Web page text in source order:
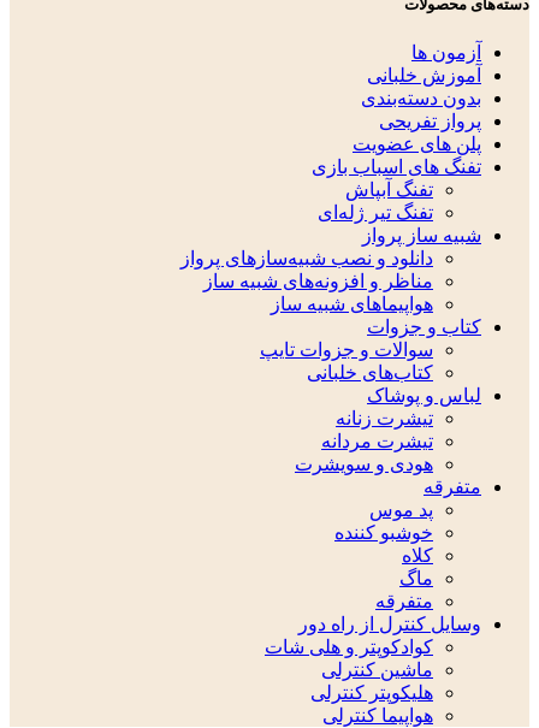
دسته‌های محصولات
آزمون ها
آموزش خلبانی
بدون دسته‌بندی
پرواز تفریحی
پلن های عضویت
تفنگ های اسباب بازی
تفنگ آبپاش
تفنگ تیر ژله‌ای
شبیه ساز پرواز
دانلود و نصب شبیه‌سازهای پرواز
مناظر و افزونه‌های شبیه ساز
هواپیماهای شبیه ساز
کتاب و جزوات
سوالات و جزوات تایپ
کتاب‌های خلبانی
لباس و پوشاک
تیشرت زنانه
تیشرت مردانه
هودی و سویشرت
متفرقه
پد موس
خوشبو کننده
کلاه
ماگ
متفرقه
وسایل کنترل از راه دور
کوادکوپتر و هلی شات
ماشین کنترلی
هلیکوپتر کنترلی
هواپیما کنترلی